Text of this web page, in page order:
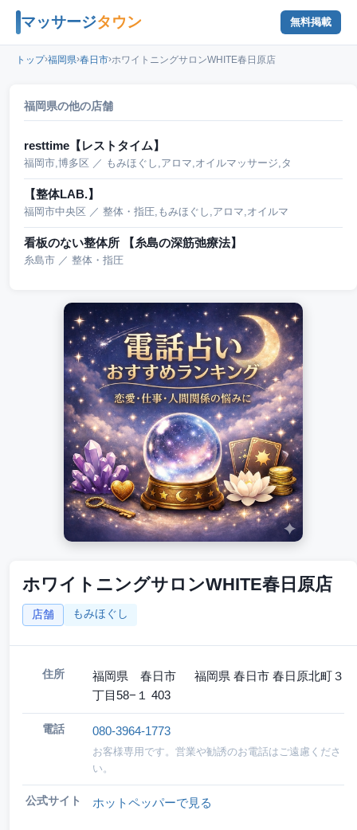
マッサージタウン 無料掲載
トップ›福岡県›春日市›ホワイトニングサロンWHITE春日原店
ホワイトニングサロンWHITE春日原店
店舗 もみほぐし
住所
福岡県 春日市 福岡県 春日市 春日原北町３
丁目58−１ 403
電話 080-3964-1773
お客様専用です。営業や勧誘のお電話はご遠慮くださ
い。
公式サイト ホットペッパーで見る
福岡県の他の店舗
resttime【レストタイム】
福岡市,博多区 ／ もみほぐし,アロマ,オイルマッサージ,タ
【整体LAB.】
福岡市中央区 ／ 整体・指圧,もみほぐし,アロマ,オイルマ
看板のない整体所 【糸島の深筋弛療法】
糸島市 ／ 整体・指圧